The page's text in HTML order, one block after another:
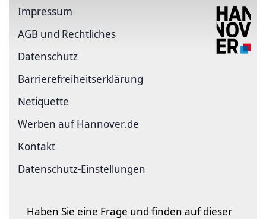
Impressum
AGB und Rechtliches
Datenschutz
Barriere­freiheits­erklärung
Netiquette
Werben auf Hannover.de
Kontakt
Datenschutz-Einstellungen
Haben Sie eine Frage und finden auf dieser